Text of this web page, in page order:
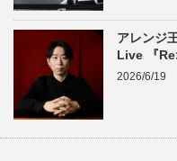
アレンジ
Live 『
2026/6/19